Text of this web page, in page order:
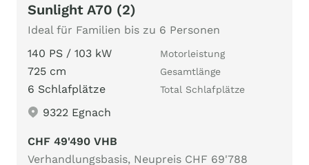
Sunlight A70 (2)
Ideal für Familien bis zu 6 Personen
140 PS / 103 kW
Motorleistung
725 cm Gesamtlänge
6 Schlafplätze Total Schlafplätze
9322 Egnach
CHF 49'490 VHB
Verhandlungsbasis, Neupreis CHF 69'788